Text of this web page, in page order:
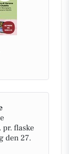
pr. flaske
den 27.